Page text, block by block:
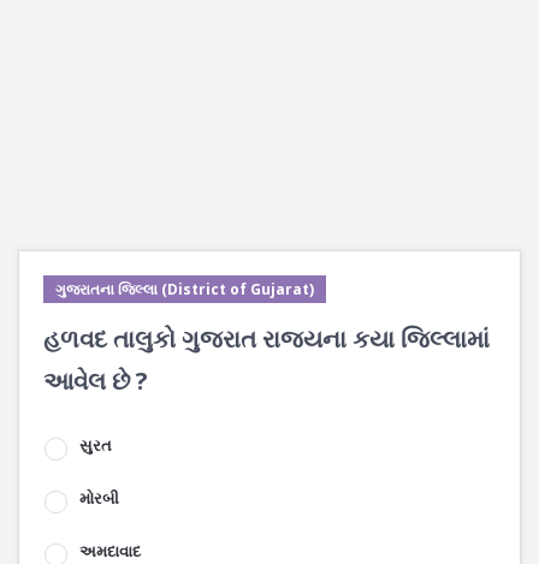
ગુજરાતના જિલ્લા (District of Gujarat)
હળવદ તાલુકો ગુજરાત રાજ્યના કયા જિલ્લામાં
આવેલ છે ?
સુરત
મોરબી
અમદાવાદ